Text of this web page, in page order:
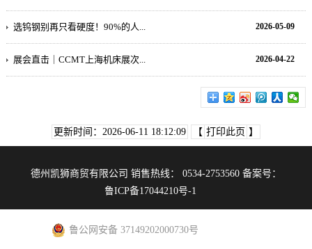
2026-05-09
选钨钢别再只看硬度！90%的人...
2026-04-22
展会直击｜CCMT上海机床展次...
更新时间：2026-06-11 18:12:09 【 打印此页 】
德州凯狮商贸有限公司 销售热线： 0534-2753560 备案号：
鲁ICP备17044210号-1
鲁公网安备 37149202000730号